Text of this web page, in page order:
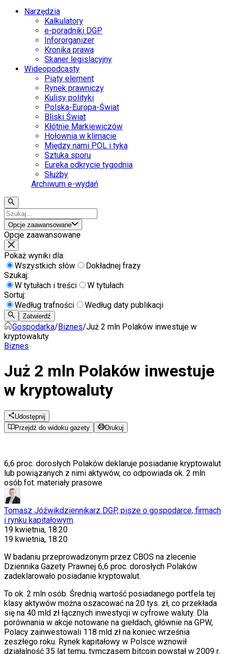
Narzędzia
Kalkulatory
e-poradniki DGP
Infororganizer
Kronika prawa
Skaner legislacyjny
Wideopodcasty
Piąty element
Rynek prawniczy
Kulisy polityki
Polska-Europa-Świat
Bliski Świat
Kłótnie Markiewiczów
Hołownia w klimacie
Między nami POL i tyka
Sztuka sporu
Eureka odkrycie tygodnia
Służby
Archiwum e-wydań
Opcje zaawansowane
Opcje zaawansowane
Pokaż wyniki dla:
Wszystkich słów
Dokładnej frazy
Szukaj:
W tytułach i treści
W tytułach
Sortuj:
Według trafności
Według daty publikacji
Zatwierdź
Gospodarka/Biznes/Już 2 mln Polaków inwestuje w
kryptowaluty
Biznes
Już 2 mln Polaków inwestuje
w kryptowaluty
Udostępnij
Przejdź do widoku gazety
Drukuj
6,6 proc. dorosłych Polaków deklaruje posiadanie kryptowalut
lub powiązanych z nimi aktywów, co odpowiada ok. 2 mln
osób.fot. materiały prasowe
Tomasz Jóźwikdziennikarz DGP, pisze o gospodarce, firmach
i rynku kapitałowym
19 kwietnia, 18:20
19 kwietnia, 18:20
W badaniu przeprowadzonym przez CBOS na zlecenie
Dziennika Gazety Prawnej 6,6 proc. dorosłych Polaków
zadeklarowało posiadanie kryptowalut.
To ok. 2 mln osób. Średnią wartość posiadanego portfela tej
klasy aktywów można oszacować na 20 tys. zł, co przekłada
się na 40 mld zł łącznych inwestycji w cyfrowe waluty. Dla
porównania w akcje notowane na giełdach, głównie na GPW,
Polacy zainwestowali 118 mld zł na koniec września
zeszłego roku. Rynek kapitałowy w Polsce wznowił
działalność 35 lat temu, tymczasem bitcoin powstał w 2009 r.